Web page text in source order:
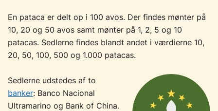
En pataca er delt op i 100 avos. Der findes mønter på
10, 20 og 50 avos samt mønter på 1, 2, 5 og 10
patacas. Sedlerne findes blandt andet i værdierne 10,
20, 50, 100, 500 og 1.000 patacas.
Sedlerne udstedes af to
banker: Banco Nacional
Ultramarino og Bank of China.